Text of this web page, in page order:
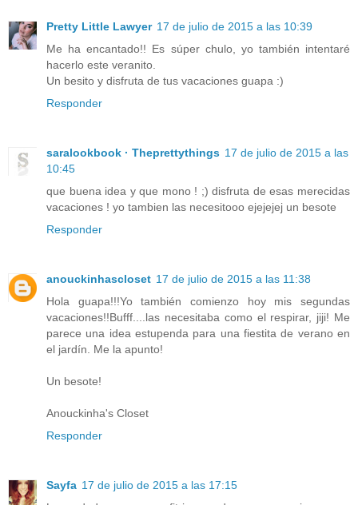
Pretty Little Lawyer 17 de julio de 2015 a las 10:39
Me ha encantado!! Es súper chulo, yo también intentaré
hacerlo este veranito.
Un besito y disfruta de tus vacaciones guapa :)
Responder
saralookbook · Theprettythings 17 de julio de 2015 a las
10:45
que buena idea y que mono ! ;) disfruta de esas merecidas
vacaciones ! yo tambien las necesitooo ejejejej un besote
Responder
anouckinhascloset 17 de julio de 2015 a las 11:38
Hola guapa!!!Yo también comienzo hoy mis segundas
vacaciones!!Bufff....las necesitaba como el respirar, jiji! Me
parece una idea estupenda para una fiestita de verano en
el jardín. Me la apunto!
Un besote!
Anouckinha's Closet
Responder
Sayfa 17 de julio de 2015 a las 17:15